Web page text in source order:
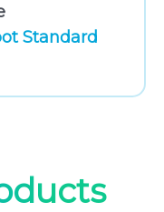
Standard